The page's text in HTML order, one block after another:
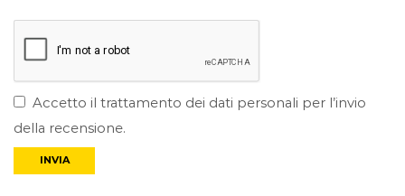
Accetto il trattamento dei dati personali per l’invio
della recensione.